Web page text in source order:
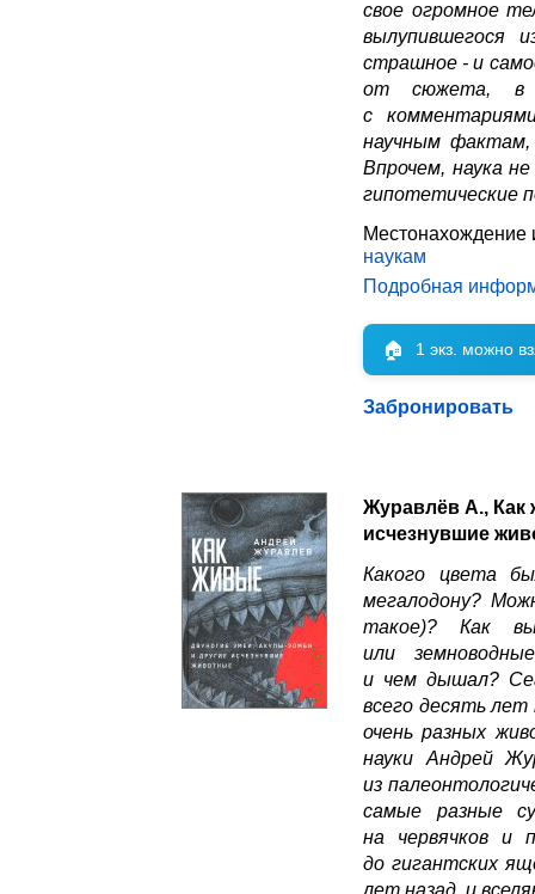
свое огромное
вылупившегося
страшное - и
от сюжета, в
с
научным
Впрочем, наука
гипотетические
Местонахождение
наукам
Подробная
🏠 1 экз. можно
Забронировать
Журавлёв А., Как
исчезнувшие
Какого цвета
мегалодону?
такое)? Как
или
и чем дышал?
всего десять
очень разных
науки Андрей
из
самые разные
на червячков и
до гигантских
лет назад, и